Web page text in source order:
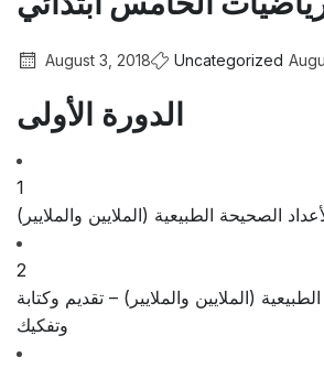
August 3, 2018 Uncategorized
الدورة الأولى
1
الصحيحة الطبيعية (الملايين والملايير)
2
(الملايين والملايير) – تقديم وكتابة
وتفكيك